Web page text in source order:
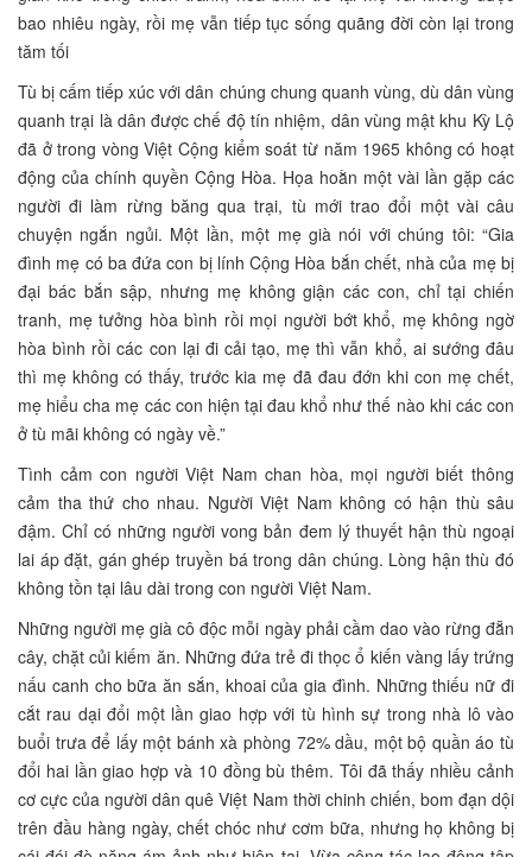
bao nhiêu ngày, rồi mẹ vẫn tiếp tục sống quãng đời còn lại trong
tăm tối
Tù bị cấm tiếp xúc với dân chúng chung quanh vùng, dù dân vùng
quanh trại là dân được chế độ tín nhiệm, dân vùng mật khu Kỳ Lộ
đã ở trong vòng Việt Cộng kiểm soát từ năm 1965 không có hoạt
động của chính quyền Cộng Hòa. Họa hoằn một vài lần gặp các
người đi làm rừng băng qua trại, tù mới trao đổi một vài câu
chuyện ngắn ngủi. Một lần, một mẹ già nói với chúng tôi: “Gia
đình mẹ có ba đứa con bị lính Cộng Hòa bắn chết, nhà của mẹ bị
đại bác bắn sập, nhưng mẹ không giận các con, chỉ tại chiến
tranh, mẹ tưởng hòa bình rồi mọi người bớt khổ, mẹ không ngờ
hòa bình rồi các con lại đi cải tạo, mẹ thì vẫn khổ, ai sướng đâu
thì mẹ không có thấy, trước kia mẹ đã đau đớn khi con mẹ chết,
mẹ hiểu cha mẹ các con hiện tại đau khổ như thế nào khi các con
ở tù mãi không có ngày về.”
Tình cảm con người Việt Nam chan hòa, mọi người biết thông
cảm tha thứ cho nhau. Người Việt Nam không có hận thù sâu
đậm. Chỉ có những người vong bản đem lý thuyết hận thù ngoại
lai áp đặt, gán ghép truyền bá trong dân chúng. Lòng hận thù đó
không tồn tại lâu dài trong con người Việt Nam.
Những người mẹ già cô độc mỗi ngày phải cầm dao vào rừng đẵn
cây, chặt củi kiếm ăn. Những đứa trẻ đi thọc ổ kiến vàng lấy trứng
nấu canh cho bữa ăn sắn, khoai của gia đình. Những thiếu nữ đi
cắt rau dại đổi một lần giao hợp với tù hình sự trong nhà lô vào
buổi trưa để lấy một bánh xà phòng 72% dầu, một bộ quần áo tù
đổi hai lần giao hợp và 10 đồng bù thêm. Tôi đã thấy nhiều cảnh
cơ cực của người dân quê Việt Nam thời chinh chiến, bom đạn dội
trên đầu hàng ngày, chết chóc như cơm bữa, nhưng họ không bị